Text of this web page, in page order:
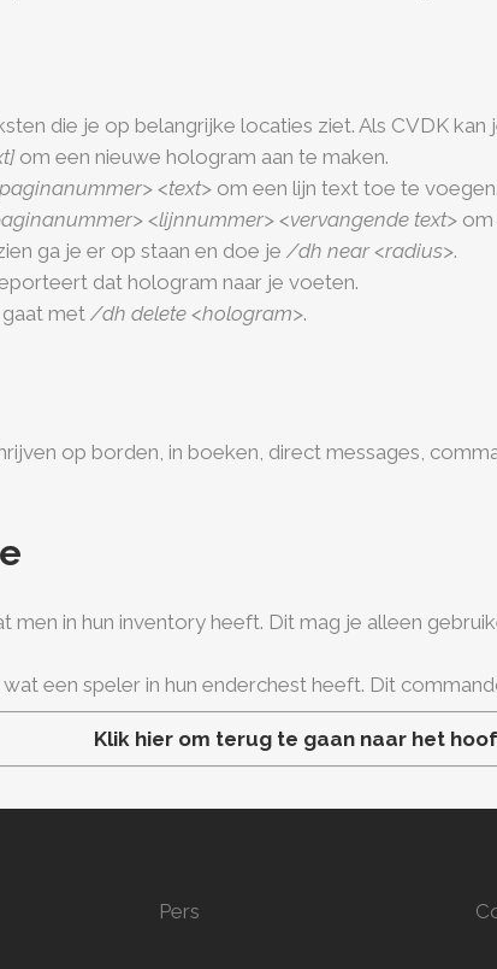
die je op belangrijke locaties ziet. Als CVDK kan
om een nieuwe hologram aan te maken.
<text> om een lijn text toe te voegen.
<lijnnummer> <vervangende text> om
ga je er op staan en doe je /dh near <radius>.
dat hologram naar je voeten.
met/dh delete <hologram>.
op borden, in boeken, direct messages,
men in hun inventory heeft. Dit mag je alleen
wat een speler in hun enderchest heeft. Dit
Klik hier om terug te gaan naar het
Pers